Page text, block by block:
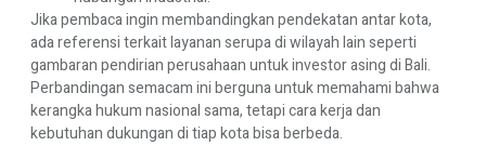
Jika pembaca ingin membandingkan pendekatan antar kota,
ada referensi terkait layanan serupa di wilayah lain seperti
gambaran pendirian perusahaan untuk investor asing di Bali.
Perbandingan semacam ini berguna untuk memahami bahwa
kerangka hukum nasional sama, tetapi cara kerja dan
kebutuhan dukungan di tiap kota bisa berbeda.